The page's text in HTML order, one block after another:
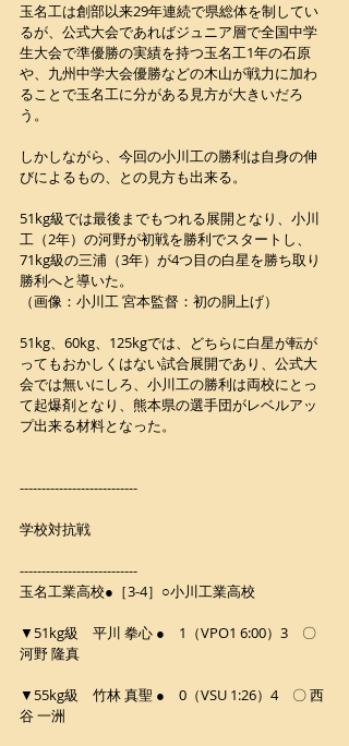
玉名工は創部以来29年連続で県総体を制してい
るが、公式大会であればジュニア層で全国中学
生大会で準優勝の実績を持つ玉名工1年の石原
や、九州中学大会優勝などの木山が戦力に加わ
ることで玉名工に分がある見方が大きいだろ
う。
しかしながら、今回の小川工の勝利は自身の伸
びによるもの、との見方も出来る。
51kg級では最後までもつれる展開となり、小川
工（2年）の河野が初戦を勝利でスタートし、
71kg級の三浦（3年）が4つ目の白星を勝ち取り
勝利へと導いた。
（画像：小川工 宮本監督：初の胴上げ）
51kg、60kg、125kgでは、どちらに白星が転が
ってもおかしくはない試合展開であり、公式大
会では無いにしろ、小川工の勝利は両校にとっ
て起爆剤となり、熊本県の選手団がレベルアッ
プ出来る材料となった。
---------------------------
学校対抗戦
---------------------------
玉名工業高校●［3-4］○小川工業高校
▼51kg級　平川 拳心 ●　1（VPO1 6:00）3　〇
河野 隆真
▼55kg級　竹林 真聖 ●　0（VSU 1:26）4　〇 西
谷 一洲